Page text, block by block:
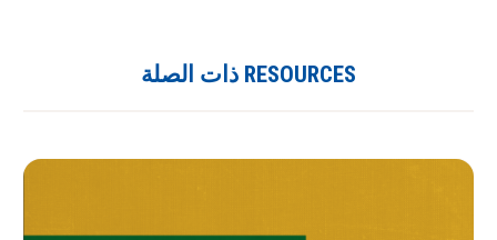
RESOURCES ذات الصلة